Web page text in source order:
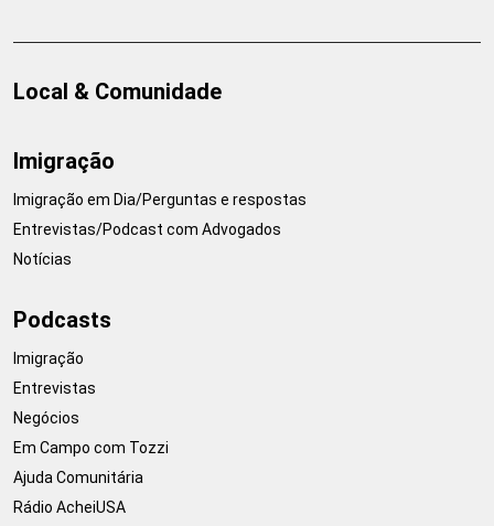
Local & Comunidade
Imigração
Imigração em Dia/Perguntas e respostas
Entrevistas/Podcast com Advogados
Notícias
Podcasts
Imigração
Entrevistas
Negócios
Em Campo com Tozzi
Ajuda Comunitária
Rádio AcheiUSA